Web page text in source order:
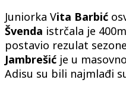
Juniorka Vita Barbić
Švenda istrčala je
postavio rezulat
Jambrešić je u
Adisu su bili najmlađi